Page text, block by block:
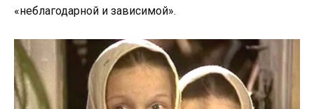
«неблагодарной и зависимой».